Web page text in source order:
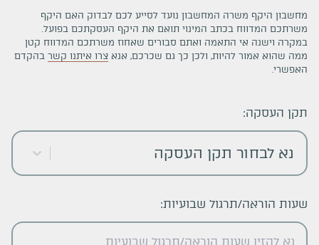
מחשבון היקף משרה המחשבון נועד לסייע לכם לבדוק האם היקף
משרתכם המדווח בכתב המינוי תואם את היקף העסקתכם בפועל.
במקרה וישנה אי התאמה ואתם סבורים שאחוז משרתכם המדווח קטן
ממה שהוא אמור להיות, ולכן כך גם שכרכם, אנא צרו איתנו קשר בהקדם
האפשרי.
תקן העסקה:
נא לבחור תקן העסקה
שעות הוראה/תרגול שבועיות: